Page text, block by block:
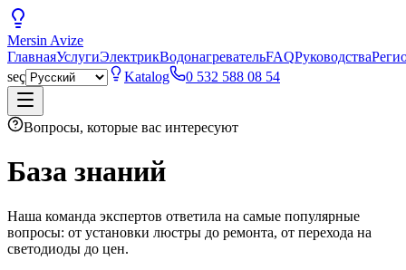
Mersin Avize
ГлавнаяУслугиЭлектрикВодонагревательFAQРуководства
seç
Katalog 0 532 588 08 54
Вопросы, которые вас интересуют
База знаний
Наша команда экспертов ответила на самые популярные
вопросы: от установки люстры до ремонта, от перехода на
светодиоды до цен.